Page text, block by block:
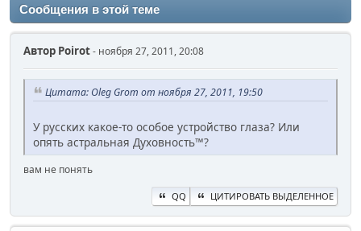
Сообщения в этой теме
Автор Poirot- ноября 27, 2011, 20:08
Цитата: Oleg Grom от ноября 27, 2011, 19:50
У русских какое-то особое устройство глаза? Или
опять астральная Духовность™?
вам не понять
QQ ЦИТИРОВАТЬ ВЫДЕЛЕННОЕ